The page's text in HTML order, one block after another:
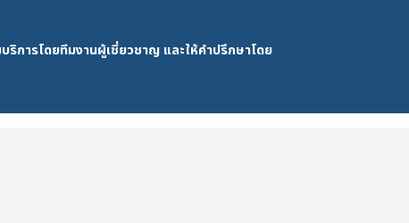
ารโดยทีมงานผู้เชี่ยวชาญ และให้คำปรึกษาโดย